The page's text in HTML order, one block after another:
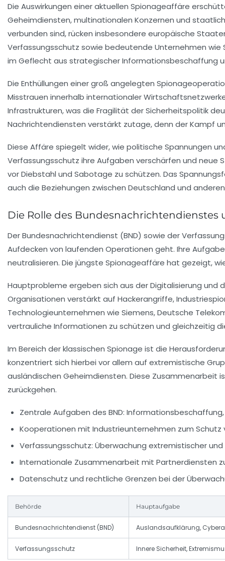
Die Auswirkungen einer aktuellen Spionageaffäre
Geheimdiensten, multinationalen Konzernen und
verbunden sind, rücken insbesondere europäische
Verfassungsschutz sowie bedeutende Unternehmen wie
im Geflecht aus strategischer Informationsbeschaffung
Die Enthüllungen einer groß angelegten
Misstrauen innerhalb internationaler
Infrastrukturen, was die Fragilität der Sicherheitspolitik
Nachrichtendiensten verstärkt zutage, denn der Kampf
Diese Affäre spiegelt wider, wie politische Spannungen
Verfassungsschutz ihre Aufgaben verschärfen und neue
vor Diebstahl und Sabotage zu schützen. Das
auch die Beziehungen zwischen Deutschland und
Die Rolle des
Der Bundesnachrichtendienst (BND) sowie der
Aufdecken von laufenden Operationen geht. Ihre
neutralisieren. Die jüngste Spionageaffäre hat gezeigt,
Hauptprobleme ergeben sich aus der Digitalisierung und
Organisationen verstärkt auf Hackerangriffe,
Technologieunternehmen wie Siemens, Deutsche
vertrauliche Informationen zu schützen und gleichzeitig
Im Bereich der klassischen Spionage ist die
konzentriert sich hierbei vor allem auf extremistische
ausländischen Geheimdiensten. Diese
zurückgehen.
Zentrale Aufgaben des BND:
Kooperationen mit Industrieunternehmen zum Schutz
Verfassungsschutz: Überwachung extremistischer
Internationale Zusammenarbeit mit Partnerdiensten
Datenschutz und rechtliche Grenzen bei der
Behörde Hauptaufgabe
Bundesnachrichtendienst (BND) Auslandsaufklärung,
Verfassungsschutz Innere Sicherheit,